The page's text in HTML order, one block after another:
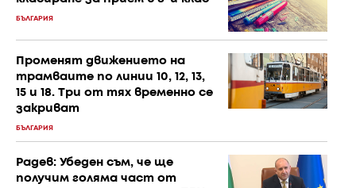
БЪЛГАРИЯ
Променят движението на
трамваите по линии 10, 12, 13,
15 и 18. Три от тях временно се
закриват
БЪЛГАРИЯ
Радев: Убеден съм, че ще
получим голяма част от